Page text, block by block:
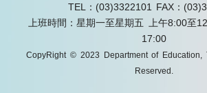
TEL：(03)3322101
FAX：
上班時間：星期一至星期五 上午8:00至
17:00
CopyRight © 2023 Department of Education,
Reserved.